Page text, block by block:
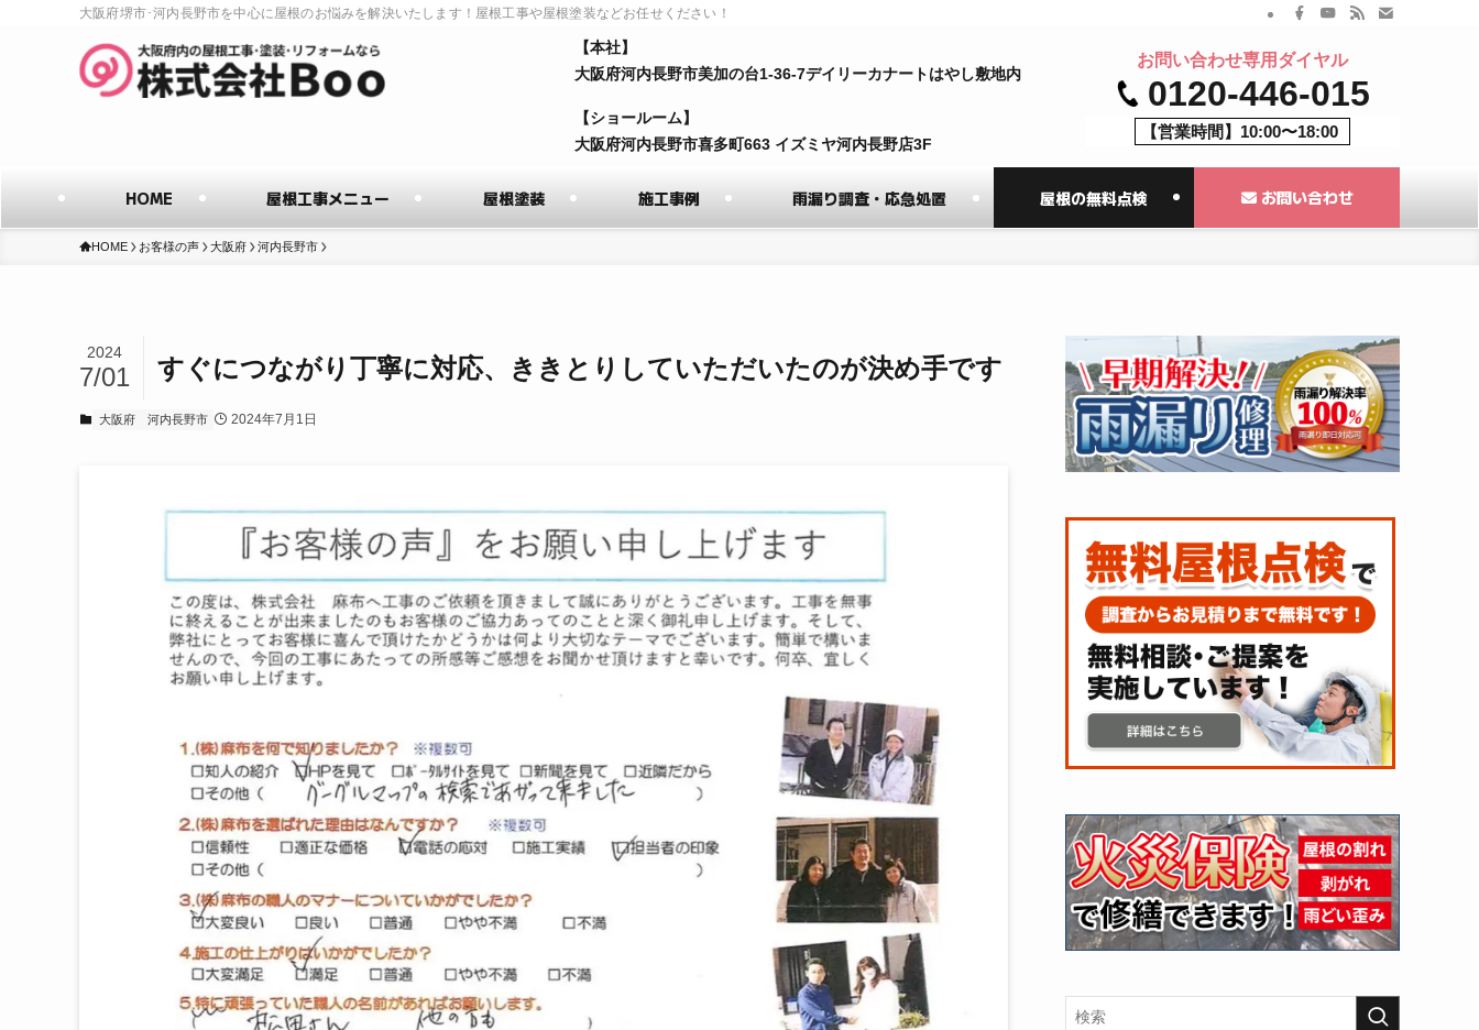
大阪府堺市･河内長野市を中心に屋根のお悩みを解決いたします！屋根工事や屋根塗装などお任せください！
HOME 屋根工事メニュー 屋根塗装 施工事例 雨漏り調査・応急処置 屋根の無料点検 お問い合わせ
【本社】
⼤阪府河内⻑野市美加の台1-36-7デイリーカナートはやし敷地内
【ショールーム】
⼤阪府河内⻑野市喜多町663 イズミヤ河内⻑野店3F
お問い合わせ専用ダイヤル
0120-446-015
【営業時間】10:00〜18:00
HOME お客様の声 大阪府 河内長野市
すぐにつながり丁寧に対応、ききとりしていただいたのが決め手です
2024
7/01
大阪府 河内長野市 2024年7月1日